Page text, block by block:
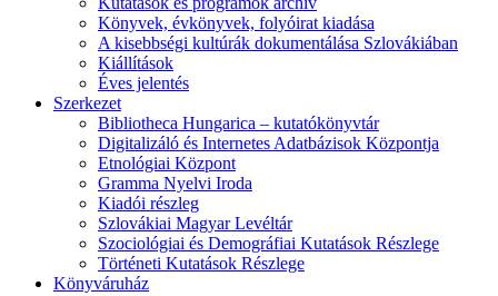
Könyvek, évkönyvek, folyóirat kiadása
A kisebbségi kultúrák dokumentálása Szlovákiában
Kiállítások
Éves jelentés
Szerkezet
Bibliotheca Hungarica – kutatókönyvtár
Digitalizáló és Internetes Adatbázisok Központja
Etnológiai Központ
Gramma Nyelvi Iroda
Kiadói részleg
Szlovákiai Magyar Levéltár
Szociológiai és Demográfiai Kutatások Részlege
Történeti Kutatások Részlege
Könyváruház